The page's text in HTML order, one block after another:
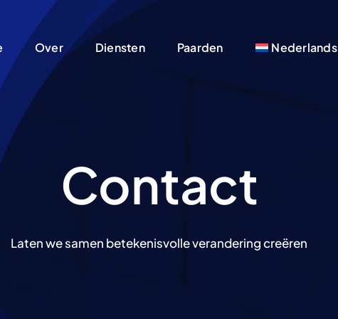
Over Diensten Paarden Nederlands
Contact
Laten we samen betekenisvolle verandering creëren